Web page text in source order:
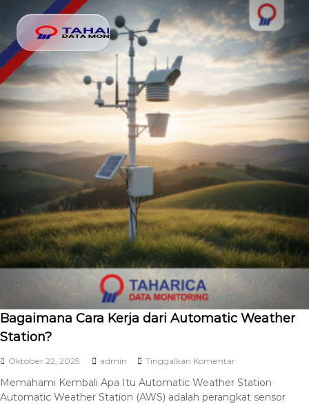
Bagaimana Cara Kerja dari Automatic Weather
Station?
Oktober 22, 2025 admin Tinggalkan Komentar
Memahami Kembali Apa Itu Automatic Weather Station
Automatic Weather Station (AWS) adalah perangkat sensor